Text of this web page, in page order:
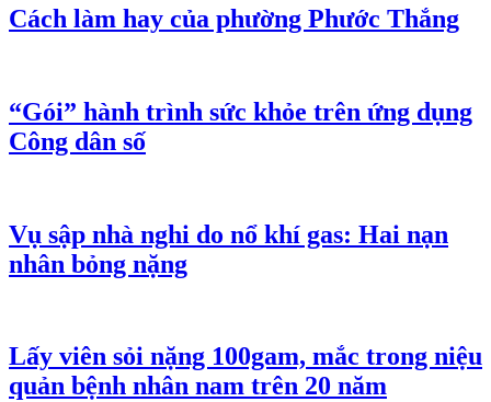
Cách làm hay của phường Phước Thắng
“Gói” hành trình sức khỏe trên ứng dụng
Công dân số
Vụ sập nhà nghi do nổ khí gas: Hai nạn
nhân bỏng nặng
Lấy viên sỏi nặng 100gam, mắc trong niệu
quản bệnh nhân nam trên 20 năm